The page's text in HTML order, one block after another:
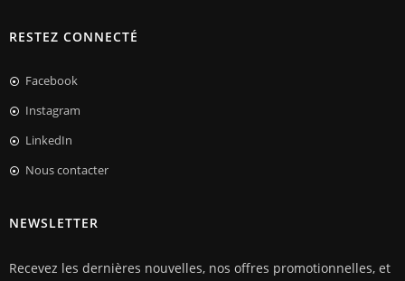
RESTEZ CONNECTÉ
Facebook
Instagram
LinkedIn
Nous contacter
NEWSLETTER
Recevez les dernières nouvelles, nos offres promotionnelles, et